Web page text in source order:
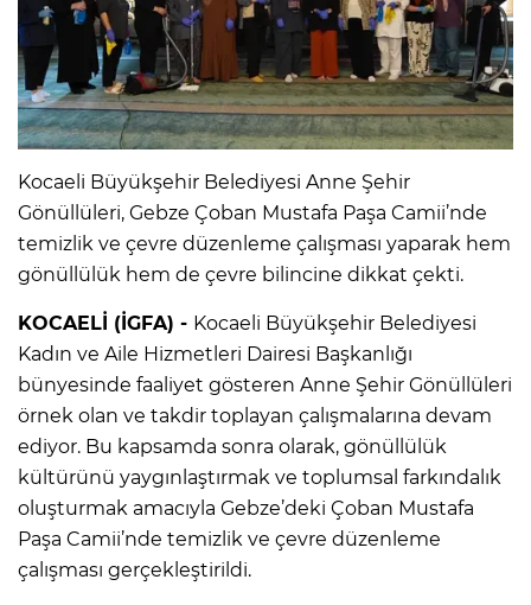
Kocaeli Büyükşehir Belediyesi Anne Şehir
Gönüllüleri, Gebze Çoban Mustafa Paşa Camii’nde
temizlik ve çevre düzenleme çalışması yaparak hem
gönüllülük hem de çevre bilincine dikkat çekti.
KOCAELİ (İGFA) - Kocaeli Büyükşehir Belediyesi
Kadın ve Aile Hizmetleri Dairesi Başkanlığı
bünyesinde faaliyet gösteren Anne Şehir Gönüllüleri
örnek olan ve takdir toplayan çalışmalarına devam
ediyor. Bu kapsamda sonra olarak, gönüllülük
kültürünü yaygınlaştırmak ve toplumsal farkındalık
oluşturmak amacıyla Gebze’deki Çoban Mustafa
Paşa Camii’nde temizlik ve çevre düzenleme
çalışması gerçekleştirildi.